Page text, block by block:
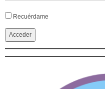
Alternative:
Recuérdame
Acceder